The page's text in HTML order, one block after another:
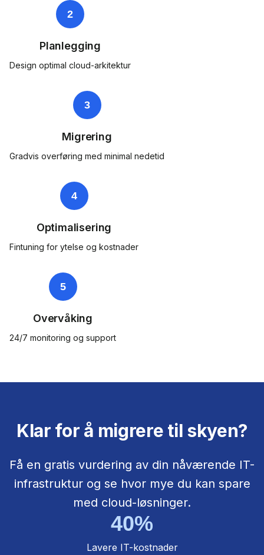
2
Planlegging
Design optimal cloud-arkitektur
3
Migrering
Gradvis overføring med minimal nedetid
4
Optimalisering
Fintuning for ytelse og kostnader
5
Overvåking
24/7 monitoring og support
Klar for å migrere til skyen?
Få en gratis vurdering av din nåværende IT-
infrastruktur og se hvor mye du kan spare
med cloud-løsninger.
40%
Lavere IT-kostnader